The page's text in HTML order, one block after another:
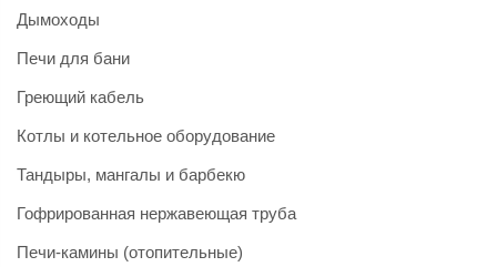
Дымоходы
Печи для бани
Греющий кабель
Котлы и котельное оборудование
Тандыры, мангалы и барбекю
Гофрированная нержавеющая труба
Печи-камины (отопительные)